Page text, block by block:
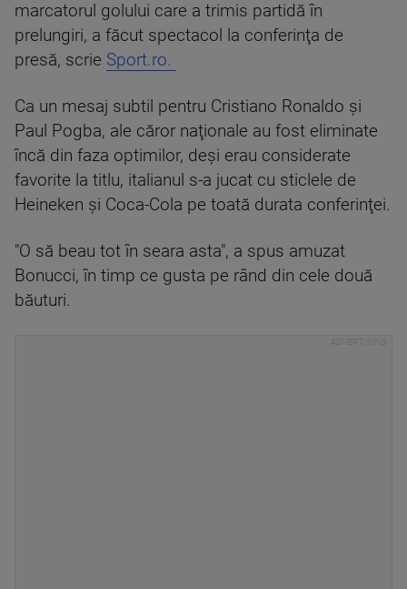
marcatorul golului care a trimis partidă în
prelungiri, a făcut spectacol la conferinţa de
presă, scrie Sport.ro.
Ca un mesaj subtil pentru Cristiano Ronaldo şi
Paul Pogba, ale căror naţionale au fost eliminate
încă din faza optimilor, deşi erau considerate
favorite la titlu, italianul s-a jucat cu sticlele de
Heineken şi Coca-Cola pe toată durata conferinţei.
"O să beau tot în seara asta", a spus amuzat
Bonucci, în timp ce gusta pe rând din cele două
băuturi.